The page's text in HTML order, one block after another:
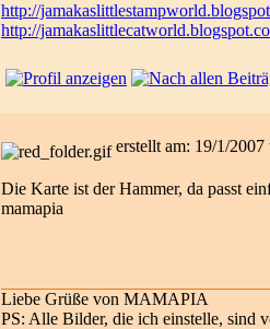
http://
http://
erstellt am: 19/1/
Die Karte ist der Hammer, da passt
mamapia
Liebe Grüße von MAMAPIA
PS: Alle Bilder, die ich einstelle, sind